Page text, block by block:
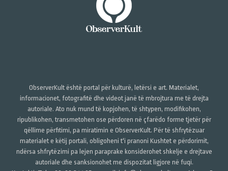
ObserverKult është portal për kulturë, letërsi e art. Materialet,
informacionet, fotografitë dhe videot janë të mbrojtura me të drejta
autoriale. Ato nuk mund të kopjohen, të shtypen, modifikohen,
ripublikohen, transmetohen ose përdoren në çfarëdo forme tjetër për
qëllime përfitimi, pa miratimin e ObserverKult. Për të shfrytëzuar
materialet e këtij portali, obligoheni t'i pranoni Kushtet e përdorimit,
ndërsa shfrytëzimi pa lejen paraprake konsiderohet shkelje e drejtave
autoriale dhe sanksionohet me dispozitat ligjore në fuqi.